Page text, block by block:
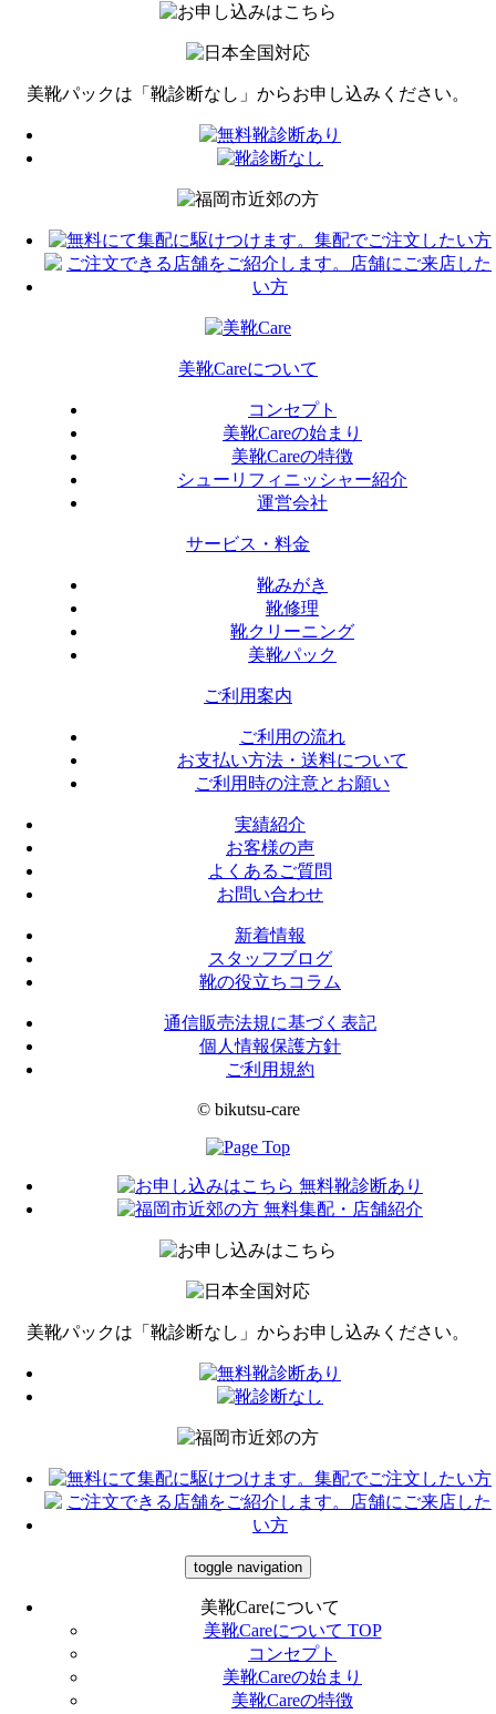
美靴パックは「靴診断なし」からお申し込みください。
美靴Careについて
コンセプト
美靴Careの始まり
美靴Careの特徴
シューリフィニッシャー紹介
運営会社
サービス・料金
靴みがき
靴修理
靴クリーニング
美靴パック
ご利用案内
ご利用の流れ
お支払い方法・送料について
ご利用時の注意とお願い
実績紹介
お客様の声
よくあるご質問
お問い合わせ
新着情報
スタッフブログ
靴の役立ちコラム
通信販売法規に基づく表記
個人情報保護方針
ご利用規約
© bikutsu-care
美靴パックは「靴診断なし」からお申し込みください。
toggle navigation
美靴Careについて
美靴Careについて TOP
コンセプト
美靴Careの始まり
美靴Careの特徴